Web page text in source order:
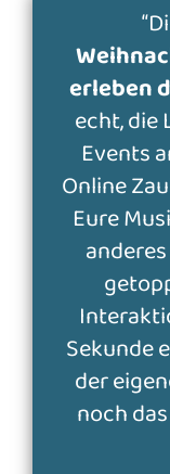
erleben
echt,
Events
Online
Eure
Sekunde
der
noch